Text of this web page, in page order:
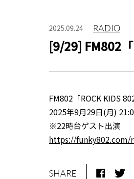
2025.09.24 RADIO
[9/29] FM802
FM802「ROCK KIDS 802
2025年9月29日(月)
※22時台ゲスト出演
https://funky802.com/
SHARE